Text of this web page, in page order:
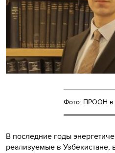
Фото: ПРООН в
В последние годы
реализуемые в Узбекистане,